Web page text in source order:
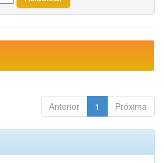
Anterior 1 Próxima